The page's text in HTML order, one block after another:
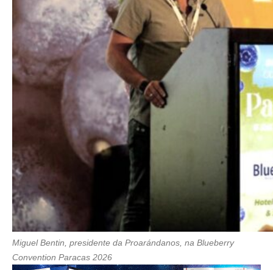
Miguel Bentin, presidente da Proarándanos, na Blueberry
Convention Paracas 2026